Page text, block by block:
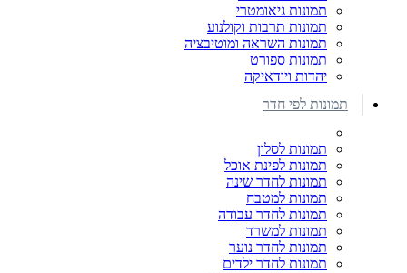
תמונות גיאומטרי
תמונות תרבות וקולנוע
תמונות השראה ומוטיבציה
תמונות ספורט
יהדות ויודאיקה
תמונות לפי חדר
תמונות לסלון
תמונות לפינת אוכל
תמונות לחדר שינה
תמונות למטבח
תמונות לחדר עבודה
תמונות למשרד
תמונות לחדר נוער
תמונות לחדר ילדים